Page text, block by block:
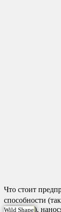
Что стоит
способности
Wild Shape),